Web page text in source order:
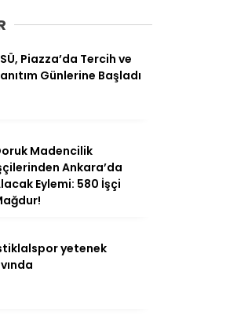
Piazza’da Tercih ve
Günlerine Başladı
Madencilik
Ankara’da
Eylemi: 580 İşçi
yetenek